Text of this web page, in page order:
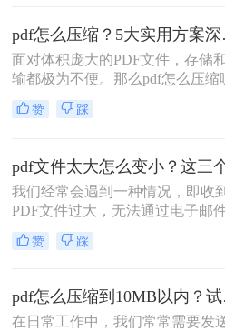
法，从在线工具到专业软件，从
优化到手动精调，助您轻松驾驭
文件大小。
电子邮件发送简历、在学术平台
论文，还是在微信等即时通讯工
分享资料，平台往往对附件大小
格限制，最常见的门槛就是5MB
个几十兆甚至上百兆的PDF文件，
仅传输耗时，还可能直接导致发
pdf
面对体积庞大的PDF文件，存储
输都极为不便。那么pdf怎么压缩
本文将详解5种主流压缩方案，从
理到实操，助您轻松掌握PDF瘦身
赞 踩
我们经常会遇到一种情况，即收
PDF文件过大，无法通过电子邮
其他方式进行传输。那么，pdf文
大怎么变小呢？在本文中，我们
压缩PDF文件并减小文件大小。
赞 踩
pdf
在日常工作中，我们常常需要发